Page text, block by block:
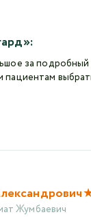
за
пациентам
Жумбаевич